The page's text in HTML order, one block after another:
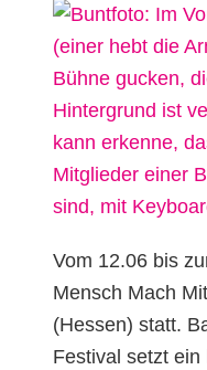
Vom 12.06 bis
Mensch Mach
(Hessen) statt.
Festival setzt